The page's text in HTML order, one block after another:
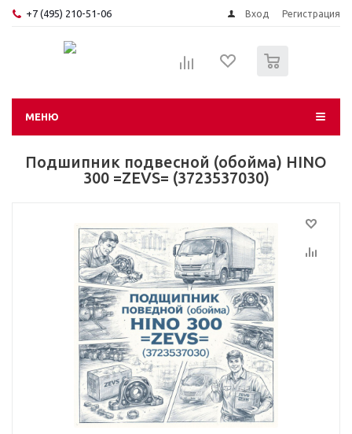
+7 (495) 210-51-06 Вход Регистрация
МЕНЮ
Подшипник подвесной (обойма) HINO
300 =ZEVS= (3723537030)